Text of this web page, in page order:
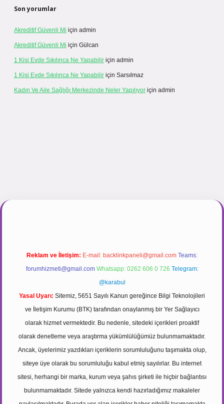
Son yorumlar
Akreditif Güvenli Mi için admin
Akreditif Güvenli Mi için Gülcan
1 Kişi Evde Sıkılınca Ne Yapabilir için admin
1 Kişi Evde Sıkılınca Ne Yapabilir için Sarsılmaz
Kadın Ve Aile Sağlığı Merkezinde Neler Yapılıyor için admin
Reklam ve İletişim: E-mail: backlinkpaneli@gmail.com Teams:
forumhizmeti@gmail.com Whatsapp: 0262 606 0 726 Telegram:
@karabul
Yasal Uyarı: Sitemiz, 5651 Sayılı Kanun gereğince Bilgi Teknolojileri
ve İletişim Kurumu (BTK) tarafından onaylanmış bir Yer Sağlayıcı
olarak hizmet vermektedir. Bu nedenle, sitedeki içerikleri proaktif
olarak denetleme veya araştırma yükümlülüğümüz bulunmamaktadır.
Ancak, üyelerimiz yazdıkları içeriklerin sorumluluğunu taşımakta olup,
siteye üye olarak bu sorumluluğu kabul etmiş sayılırlar. Bu internet
sitesi, herhangi bir marka, kurum veya şahıs şirketi ile hiçbir bağlantısı
bulunmamaktadır. Sitede yalnızca kendi hazırladığımız makaleler